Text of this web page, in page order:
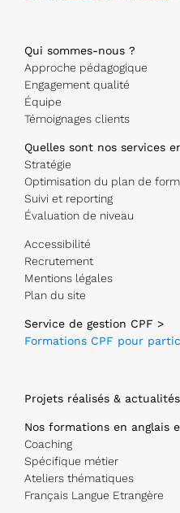
Qui sommes-nous ?
Approche pédagogique
Engagement qualité
Équipe
Témoignages clients
Quelles sont nos services
Stratégie
Optimisation du plan de
Suivi et reporting
Évaluation de niveau
Accessibilité
Recrutement
Mentions légales
Plan du site
Service de gestion CPF >
Formations CPF pour
Projets réalisés &
Nos formations en anglais
Coaching
Spécifique métier
Ateliers thématiques
Français Langue Etrangère